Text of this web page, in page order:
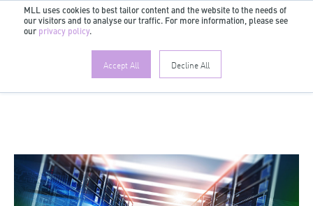
MLL uses cookies to best tailor content and the website to the needs of
our visitors and to analyse our traffic. For more information, please see
our privacy policy.
Accept All Decline All
DE